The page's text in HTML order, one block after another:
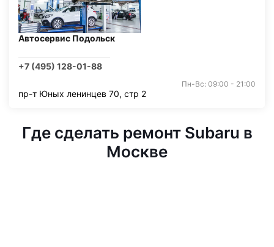
Автосервис Подольск
+7 (495) 128-01-88
Пн-Вс: 09:00 - 21:00
пр-т Юных ленинцев 70, стр 2
Где сделать ремонт Subaru в
Москве